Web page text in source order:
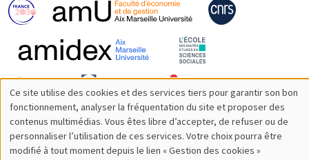
Utilisation
des
Ce site utilise des cookies et des services tiers pour garantir son bon
fonctionnement, analyser la fréquentation du site et proposer des
contenus multimédias. Vous êtes libre d’accepter, de refuser ou de
personnaliser l’utilisation de ces services. Votre choix pourra être
modifié à tout moment depuis le lien « Gestion des cookies »